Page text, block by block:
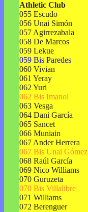
Athletic Club
055 Escudo
056 Unai Simón
057 Agirrezabala
058 De Marcos
059 Lekue
059 Bis Paredes
060 Vivian
061 Yeray
062 Yuri
062 Bis Imanol
063 Vesga
064 Dani García
065 Sancet
066 Muniain
067 Ander Herrera
067 Bis Unai Gómez
068 Raúl García
069 Nico Williams
070 Guruzeta
070 Bis Villalibre
071 Williams
072 Berenguer